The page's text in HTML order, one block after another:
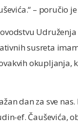
– poručio
susreta
dan za sve
ef. Čauševića,